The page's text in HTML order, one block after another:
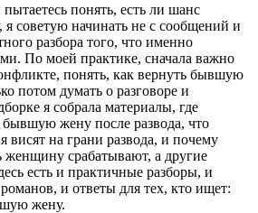
понять, есть ли шанс
советую начинать не с сообщений и
разбора того, что именно
По моей практике, сначала важно
понять, как вернуть бывшую
потом думать о разговоре и
я собрала материалы, где
бывшую жену после развода, что
висят на грани развода, и почему
срабатывают, а другие
есть и практичные разборы, и
и ответы для тех, кто ищет:
жену.